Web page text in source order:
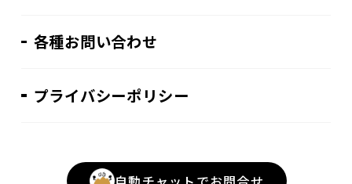
各種お問い合わせ
プライバシーポリシー